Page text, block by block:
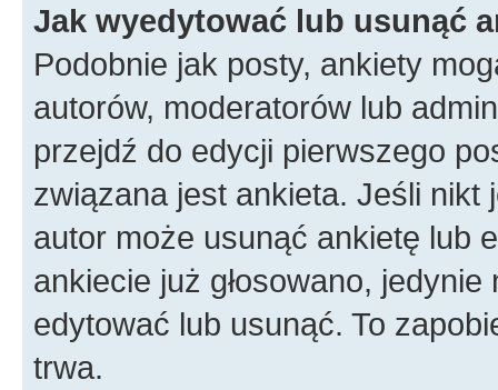
Jak wyedytować lub usunąć
Podobnie jak posty, ankiety
autorów, moderatorów lub
przejdź do edycji pierwszego
związana jest ankieta. Jeśli nikt
autor może usunąć ankietę lub
ankiecie już głosowano,
edytować lub usunąć. To
trwa.